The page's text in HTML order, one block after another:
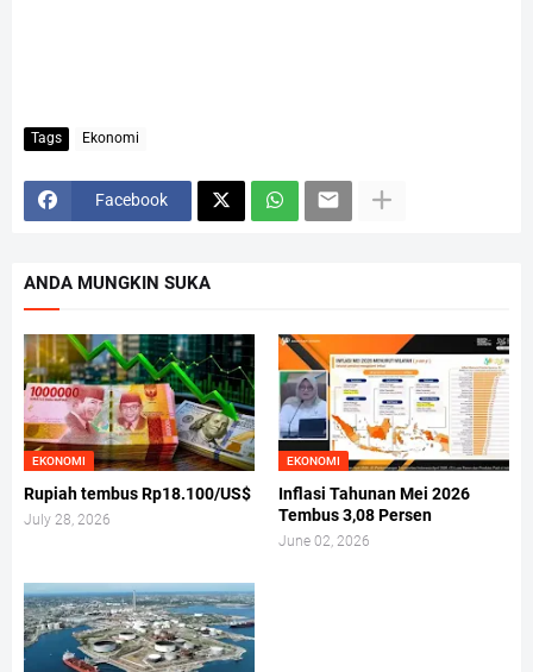
Tags Ekonomi
Facebook
ANDA MUNGKIN SUKA
EKONOMI
Rupiah tembus Rp18.100/US$
July 28, 2026
EKONOMI
Inflasi Tahunan Mei 2026
Tembus 3,08 Persen
June 02, 2026